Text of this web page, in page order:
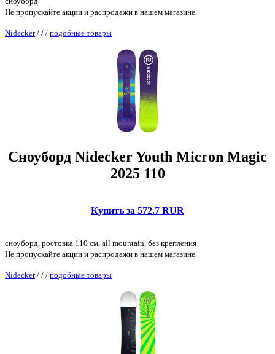
Не пропускайте акции и распродажи в нашем магазине.
Nidecker/ / / подобные товары
Сноуборд Nidecker Youth Micron Magic
2025 110
Купить за 572.7 RUR
сноуборд, ростовка 110 см, all mountain, без крепления
Не пропускайте акции и распродажи в нашем магазине.
Nidecker/ / / подобные товары